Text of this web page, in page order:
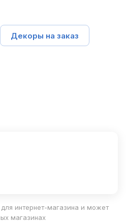
Декоры на заказ
интернет-магазина и может
магазинах